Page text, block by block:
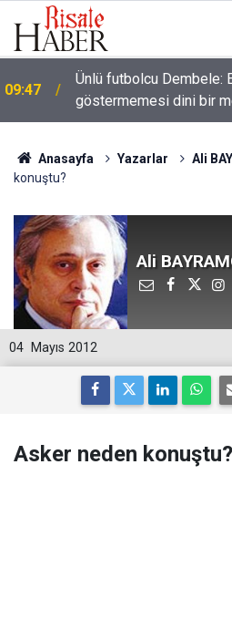
09:47
Ünlü futbolcu Dembele:
göstermemesi dini bir
Anasayfa Yazarlar Ali
konuştu?
Ali
04 Mayıs 2012
Asker neden konuştu?